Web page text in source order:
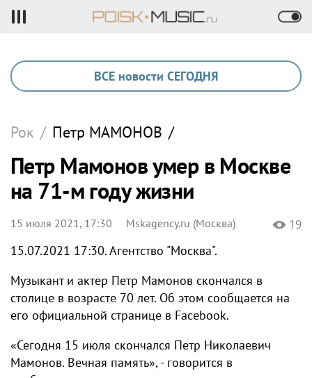
ВСЕ новости СЕГОДНЯ
Рок / Петр МАМОНОВ /
Петр Мамонов умер в Москве
на 71-м году жизни
15 июля 2021, 17:30 Mskagency.ru (Москва) 19
15.07.2021 17:30. Агентство "Москва".
Музыкант и актер Петр Мамонов скончался в
столице в возрасте 70 лет. Об этом сообщается на
его официальной странице в Facebook.
«Сегодня 15 июля скончался Петр Николаевич
Мамонов. Вечная память», - говорится в